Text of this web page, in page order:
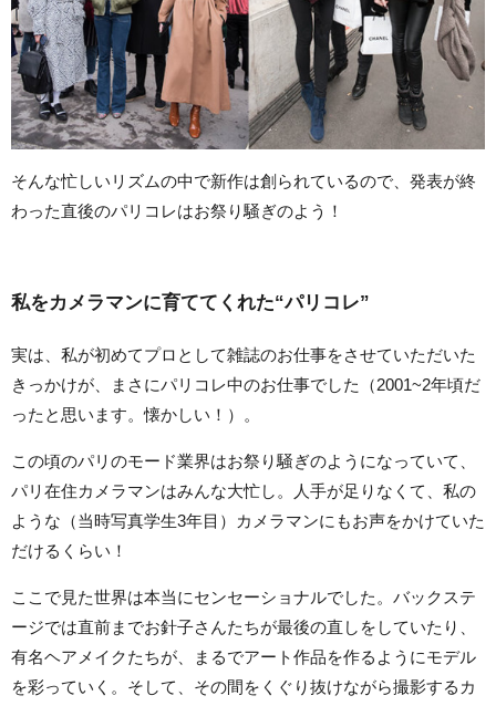
そんな忙しいリズムの中で新作は創られているので、発表が終
わった直後のパリコレはお祭り騒ぎのよう！
私をカメラマンに育ててくれた“パリコレ”
実は、私が初めてプロとして雑誌のお仕事をさせていただいた
きっかけが、まさにパリコレ中のお仕事でした（2001~2年頃だ
ったと思います。懐かしい！）。
この頃のパリのモード業界はお祭り騒ぎのようになっていて、
パリ在住カメラマンはみんな大忙し。人手が足りなくて、私の
ような（当時写真学生3年目）カメラマンにもお声をかけていた
だけるくらい！
ここで見た世界は本当にセンセーショナルでした。バックステ
ージでは直前までお針子さんたちが最後の直しをしていたり、
有名ヘアメイクたちが、まるでアート作品を作るようにモデル
を彩っていく。そして、その間をくぐり抜けながら撮影するカ